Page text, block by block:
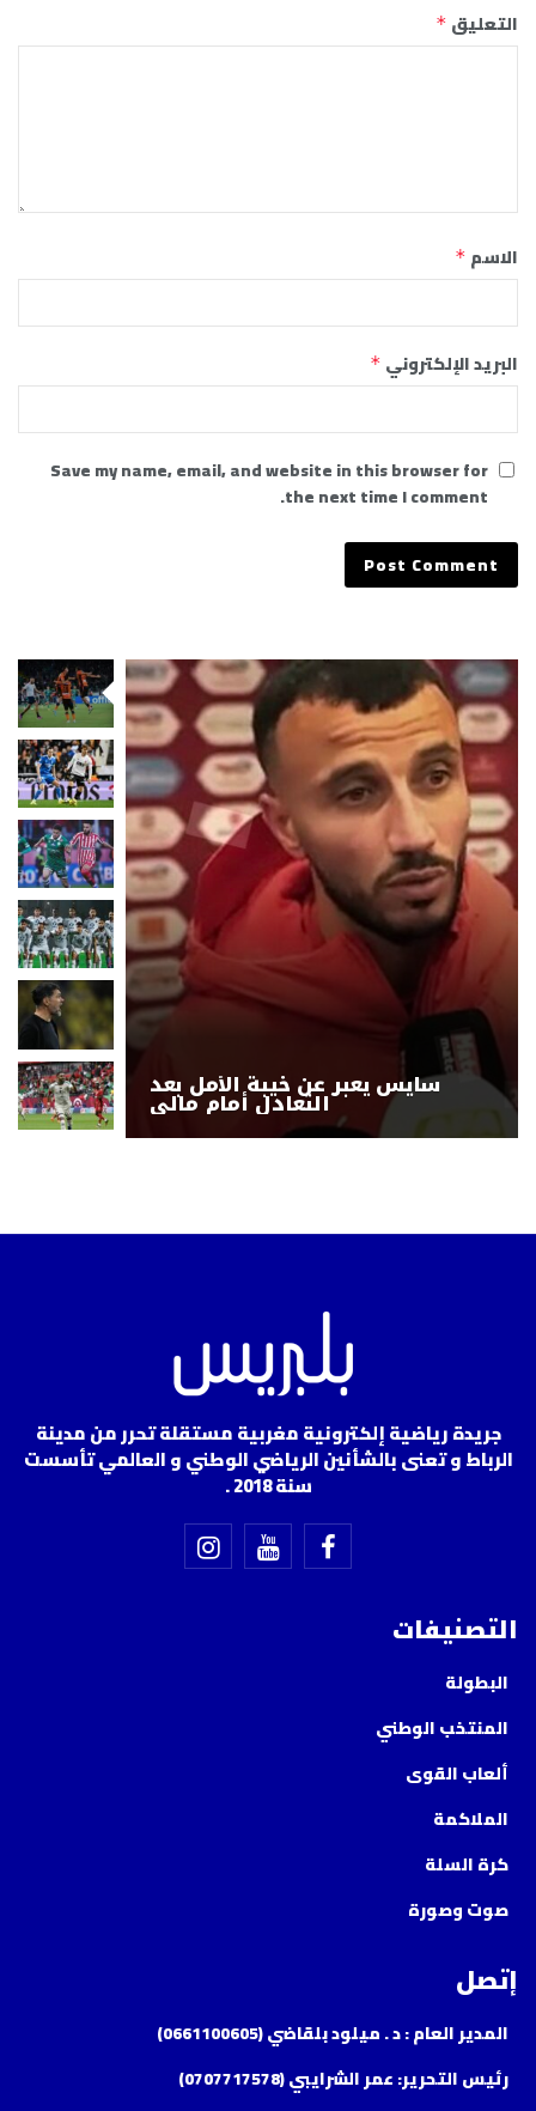
التعليق *
الاسم *
البريد الإلكتروني *
Save my name, email, and website in this browser for
the next time I comment.
سايس يعبر عن خيبة الأمل بعد
التعادل أمام مالي
جريدة رياضية إلكترونية مغربية مستقلة تحرر من مدينة
الرباط و تعنى بالشأنين الرياضي الوطني و العالمي تأسست
سنة 2018 .
التصنيفات
البطولة
المنتخب الوطني
ألعاب القوى
الملاكمة
كرة السلة
صوت وصورة
إتصل
المدير العام : د . ميلود بلقاضي (0661100605)
رئيس التحرير: عمر الشرايبي (0707717578)